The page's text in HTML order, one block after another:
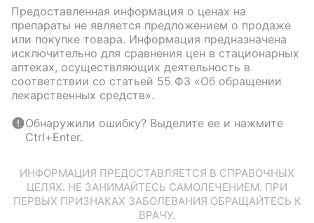
Предоставленная информация о ценах на
препараты не является предложением о продаже
или покупке товара. Информация предназначена
исключительно для сравнения цен в стационарных
аптеках, осуществляющих деятельность в
соответствии со статьей 55 ФЗ «Об обращении
лекарственных средств».
Обнаружили ошибку? Выделите ее и нажмите
Ctrl+Enter.
ИНФОРМАЦИЯ ПРЕДОСТАВЛЯЕТСЯ В СПРАВОЧНЫХ
ЦЕЛЯХ. НЕ ЗАНИМАЙТЕСЬ САМОЛЕЧЕНИЕМ. ПРИ
ПЕРВЫХ ПРИЗНАКАХ ЗАБОЛЕВАНИЯ ОБРАЩАЙТЕСЬ К
ВРАЧУ.